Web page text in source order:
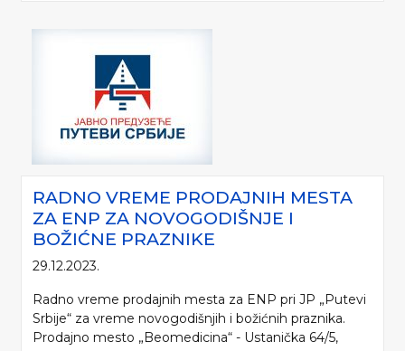
RADNO VREME PRODAJNIH MESTA
ZA ENP ZA NOVOGODIŠNJE I
BOŽIĆNE PRAZNIKE
29.12.2023.
Radno vreme prodajnih mesta za ENP pri JP „Putevi
Srbije“ za vreme novogodišnjih i božićnih praznika.
Prodajno mesto „Beomedicina“ - Ustanička 64/5,